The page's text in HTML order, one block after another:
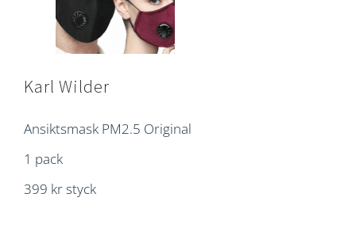
Karl Wilder
Ansiktsmask PM2.5 Original
1 pack
399 kr styck